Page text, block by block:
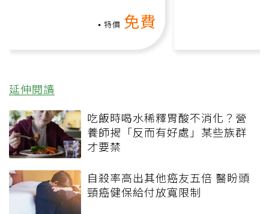
特價 免費
延伸閱讀
吃飯時喝水稀釋胃酸不消化？營
養師揭「反而有好處」某些族群
才要禁
自殺率高出其他癌友五倍 醫盼頭
頸癌健保給付放寬限制